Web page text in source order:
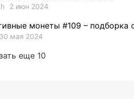
2 июн 2024
монеты #109 – подборка
30 мая 2024
еще 10